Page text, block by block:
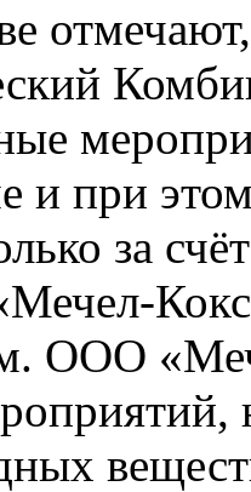
и при
за
ООО